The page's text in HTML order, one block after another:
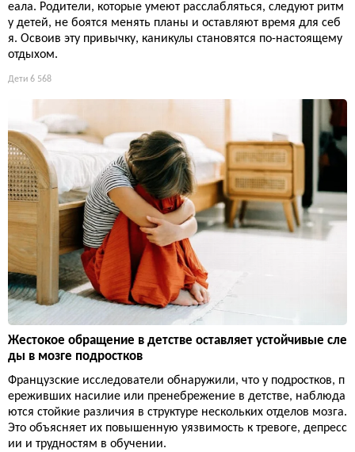
еала. Родители, которые умеют расслабляться, следуют ритм
у детей, не боятся менять планы и оставляют время для себ
я. Освоив эту привычку, каникулы становятся по-настоящему
отдыхом.
Дети 6 568
Жестокое обращение в детстве оставляет устойчивые сле
ды в мозге подростков
Французские исследователи обнаружили, что у подростков, п
ереживших насилие или пренебрежение в детстве, наблюда
ются стойкие различия в структуре нескольких отделов мозга.
Это объясняет их повышенную уязвимость к тревоге, депресс
ии и трудностям в обучении.